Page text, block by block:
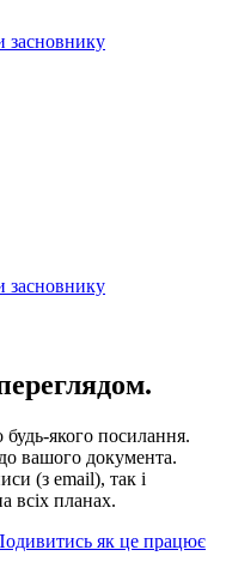
засновнику
засновнику
якого посилання.
вашого документа.
(з email), так і
всіх планах.
як це працює